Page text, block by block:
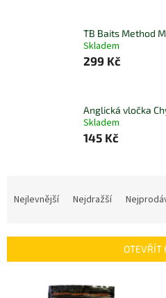
TB Baits Method
Skladem
299 Kč
Anglická vločka
Skladem
145 Kč
í
Nejlevnější Nejdražší
OTEVŘÍT